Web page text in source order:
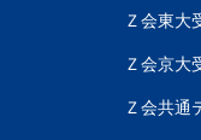
Ｚ会東大
Ｚ会京大
Ｚ会共通